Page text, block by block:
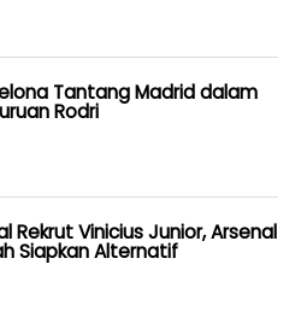
Tantang Madrid dalam
Rodri
Rekrut Vinicius Junior, Arsenal
Siapkan Alternatif